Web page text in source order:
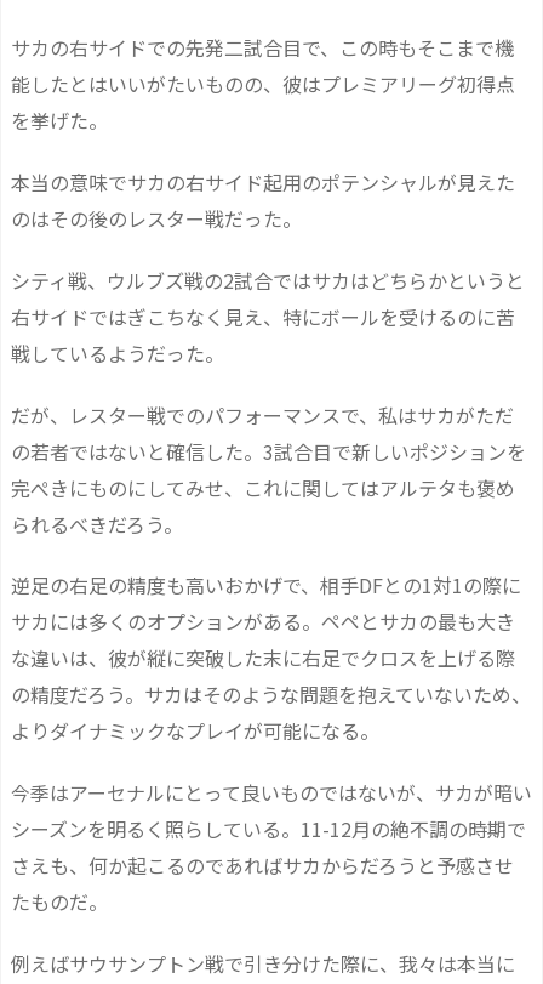
サカの右サイドでの先発二試合目で、この時もそこまで機
能したとはいいがたいものの、彼はプレミアリーグ初得点
を挙げた。
本当の意味でサカの右サイド起用のポテンシャルが見えた
のはその後のレスター戦だった。
シティ戦、ウルブズ戦の2試合ではサカはどちらかというと
右サイドではぎこちなく見え、特にボールを受けるのに苦
戦しているようだった。
だが、レスター戦でのパフォーマンスで、私はサカがただ
の若者ではないと確信した。3試合目で新しいポジションを
完ぺきにものにしてみせ、これに関してはアルテタも褒め
られるべきだろう。
逆足の右足の精度も高いおかげで、相手DFとの1対1の際に
サカには多くのオプションがある。ペペとサカの最も大き
な違いは、彼が縦に突破した末に右足でクロスを上げる際
の精度だろう。サカはそのような問題を抱えていないため、
よりダイナミックなプレイが可能になる。
今季はアーセナルにとって良いものではないが、サカが暗い
シーズンを明るく照らしている。11-12月の絶不調の時期で
さえも、何か起こるのであればサカからだろうと予感させ
たものだ。
例えばサウサンプトン戦で引き分けた際に、我々は本当に